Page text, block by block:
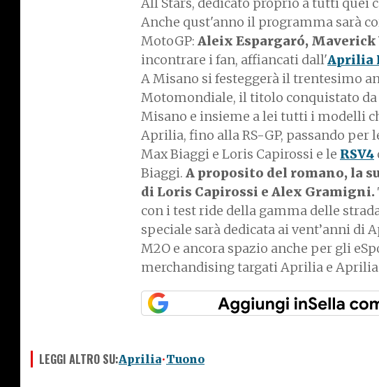
Anche qust'anno il programma sarà
MotoGP: Aleix Espargaró, Maverick
incontrare i fan, affiancati dall'Aprilia
A Misano si festeggerà il trentesimo
Motomondiale, il titolo conquistato da
Misano e insieme a lei tutti i modelli
Aprilia, fino alla RS-GP, passando per
Max Biaggi e Loris Capirossi e le RSV4
Biaggi. A proposito del romano, la
di Loris Capirossi e Alex Gramigni.
con i test ride della gamma delle
speciale sarà dedicata ai vent’anni di
M2O e ancora spazio anche per gli
merchandising targati Aprilia e
LEGGI ALTRO SU:Aprilia Tuono